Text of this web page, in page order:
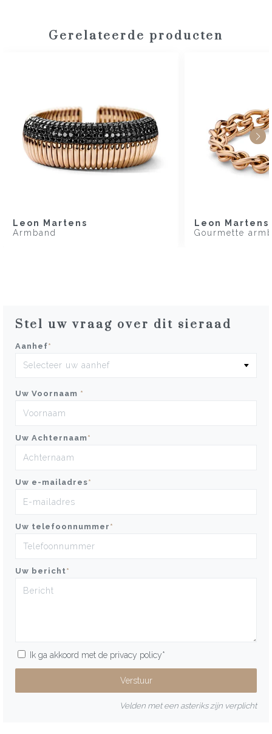
Gerelateerde producten
Leon Martens
Armband
Leon Martens
Gourmette
Stel uw vraag over dit sieraad
Aanhef*
Uw Voornaam *
Uw Achternaam*
Uw e-mailadres*
Uw telefoonnummer *
Uw bericht*
Ik ga akkoord met de privacy policy*
Velden met een asteriks zijn verplicht